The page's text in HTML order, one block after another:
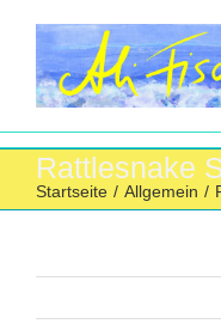
Inhalt
springen
Rattlesnake
Startseite / Allgemein /